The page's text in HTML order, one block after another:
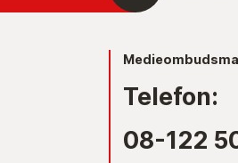
Telefon:
08-122